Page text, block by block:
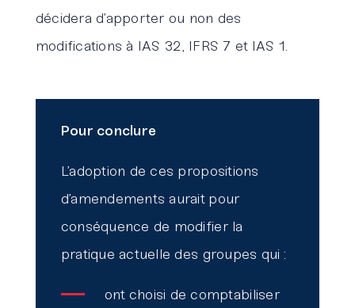
décidera d’apporter ou non des
modifications à IAS 32, IFRS 7 et IAS 1.
Pour conclure
L’adoption de ces propositions
d’amendements aurait pour
conséquence de modifier la
pratique actuelle des groupes qui :
ont choisi de comptabiliser